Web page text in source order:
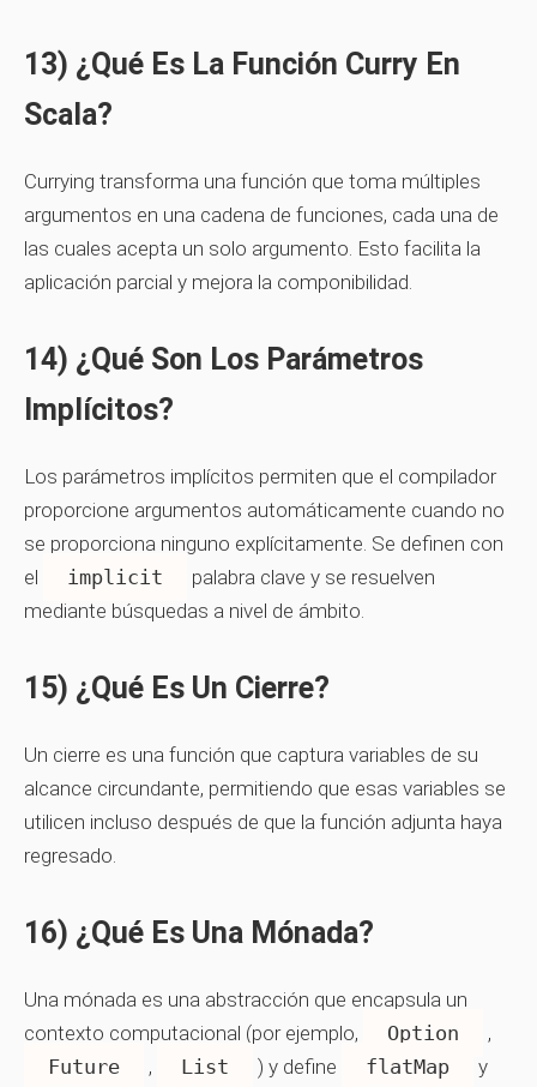
13) ¿Qué Es La Función Curry En
Scala?
Currying transforma una función que toma múltiples
argumentos en una cadena de funciones, cada una de
las cuales acepta un solo argumento. Esto facilita la
aplicación parcial y mejora la componibilidad.
14) ¿Qué Son Los Parámetros
Implícitos?
Los parámetros implícitos permiten que el compilador
proporcione argumentos automáticamente cuando no
se proporciona ninguno explícitamente. Se definen con
el
implicit
palabra clave y se resuelven
mediante búsquedas a nivel de ámbito.
15) ¿Qué Es Un Cierre?
Un cierre es una función que captura variables de su
alcance circundante, permitiendo que esas variables se
utilicen incluso después de que la función adjunta haya
regresado.
16) ¿Qué Es Una Mónada?
Una mónada es una abstracción que encapsula un
contexto computacional (por ejemplo,
Option
,
Future
, List ) y define flatMap
y